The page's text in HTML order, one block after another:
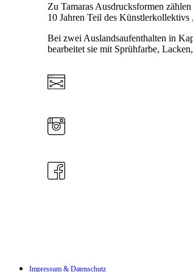
Zu Tamaras Ausdrucksformen
10 Jahren Teil des Künstlerkollektivs
Bei zwei Auslandsaufenthalten in
bearbeitet sie mit Sprühfarbe,
Impressum & Datenschutz